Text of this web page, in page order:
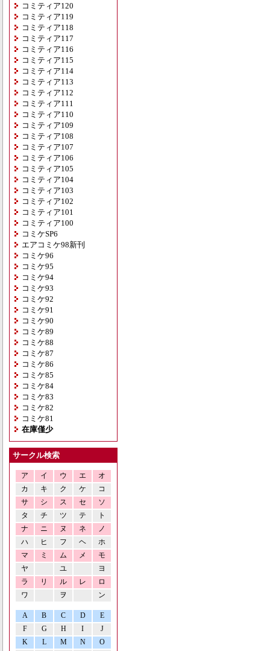
コミティア120
コミティア119
コミティア118
コミティア117
コミティア116
コミティア115
コミティア114
コミティア113
コミティア112
コミティア111
コミティア110
コミティア109
コミティア108
コミティア107
コミティア106
コミティア105
コミティア104
コミティア103
コミティア102
コミティア101
コミティア100
コミケSP6
エアコミケ98新刊
コミケ96
コミケ95
コミケ94
コミケ93
コミケ92
コミケ91
コミケ90
コミケ89
コミケ88
コミケ87
コミケ86
コミケ85
コミケ84
コミケ83
コミケ82
コミケ81
在庫僅少
サークル検索
ア イ ウ エ
オ
カ
キ ク ケ
コ
サ
シ ス セ
ソ
タ
チ ツ テ
ト
ナ
ニ ヌ ネ
ノ
ハ
ヒ フ ヘ
ホ
マ
ミ ム メ
モ
ヤ
ユ
ヨ
ラ
リ ル レ
ロ
ワ
ヲ ン
A B C D
E
F
G H I
J
K
L M N O